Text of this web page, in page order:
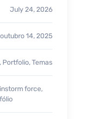
July 24, 2026
outubro 14, 2025
, Portfolio,Temas
force,